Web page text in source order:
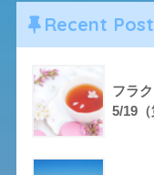
Recent
フラ
5/19（